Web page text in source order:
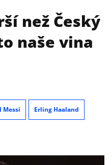
než Český
naše vina
Messi Erling Haaland